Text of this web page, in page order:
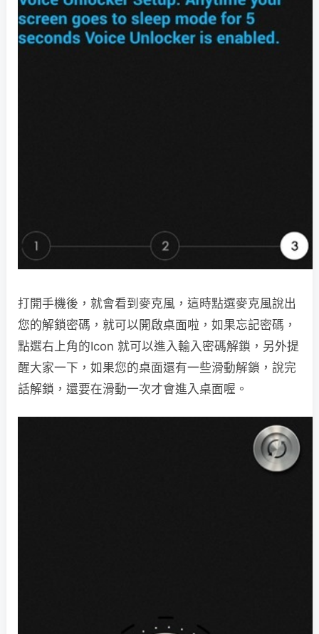
打開手機後，就會看到麥克風，這時點選麥克風說出
您的解鎖密碼，就可以開啟桌面啦，如果忘記密碼，
點選右上角的Icon 就可以進入輸入密碼解鎖，另外提
醒大家一下，如果您的桌面還有一些滑動解鎖，說完
話解鎖，還要在滑動一次才會進入桌面喔。